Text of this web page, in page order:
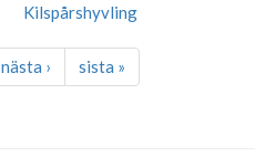
Kilspårshyvling
nästa › sista »